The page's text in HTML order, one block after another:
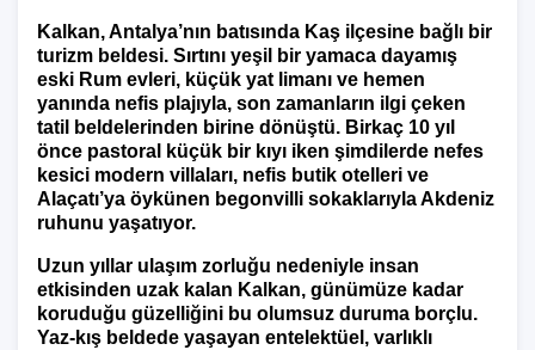
Kalkan, Antalya’nın batısında Kaş ilçesine bağlı bir
turizm beldesi. Sırtını yeşil bir yamaca dayamış
eski Rum evleri, küçük yat limanı ve hemen
yanında nefis plajıyla, son zamanların ilgi çeken
tatil beldelerinden birine dönüştü. Birkaç 10 yıl
önce pastoral küçük bir kıyı iken şimdilerde nefes
kesici modern villaları, nefis butik otelleri ve
Alaçatı’ya öykünen begonvilli sokaklarıyla Akdeniz
ruhunu yaşatıyor.
Uzun yıllar ulaşım zorluğu nedeniyle insan
etkisinden uzak kalan Kalkan, günümüze kadar
koruduğu güzelliğini bu olumsuz duruma borçlu.
Yaz-kış beldede yaşayan entelektüel, varlıklı